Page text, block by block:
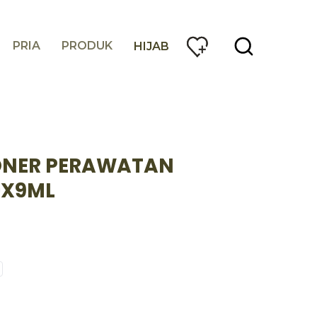
PRIA PRODUK HIJAB
PERAWATAN